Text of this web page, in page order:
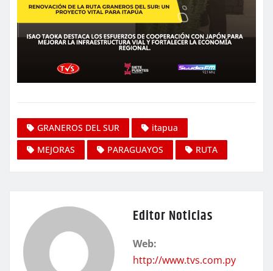
GRANEROS DEL SUR
itapua
MEJORAS
PARAGUAYOS RUTA
Editor Noticias
Web:
http://www.tvs.com.py